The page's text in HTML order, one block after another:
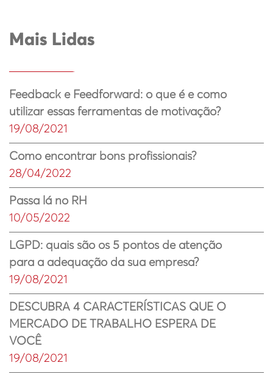
Mais Lidas
Feedback e Feedforward: o que é e como
utilizar essas ferramentas de motivação?
19/08/2021
Como encontrar bons profissionais?
28/04/2022
Passa lá no RH
10/05/2022
LGPD: quais são os 5 pontos de atenção
para a adequação da sua empresa?
19/08/2021
DESCUBRA 4 CARACTERÍSTICAS QUE O
MERCADO DE TRABALHO ESPERA DE
VOCÊ
19/08/2021